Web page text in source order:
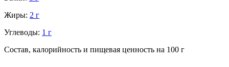
Жиры: 2 г
Углеводы: 1 г
Состав, калорийность и пищевая ценность на 100 г